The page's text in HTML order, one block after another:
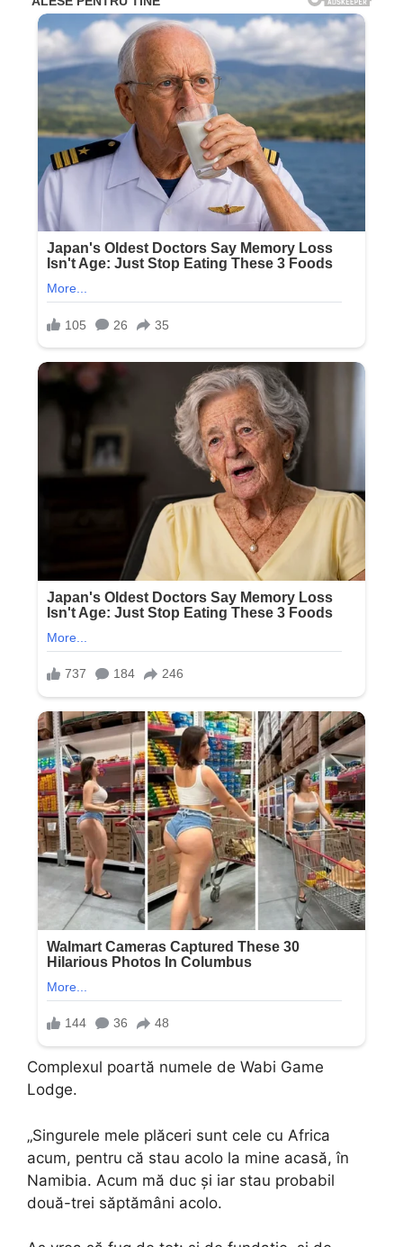
Complexul poartă numele de Wabi Game
Lodge.
„Singurele mele plăceri sunt cele cu Africa
acum, pentru că stau acolo la mine acasă, în
Namibia. Acum mă duc și iar stau probabil
două-trei săptămâni acolo.